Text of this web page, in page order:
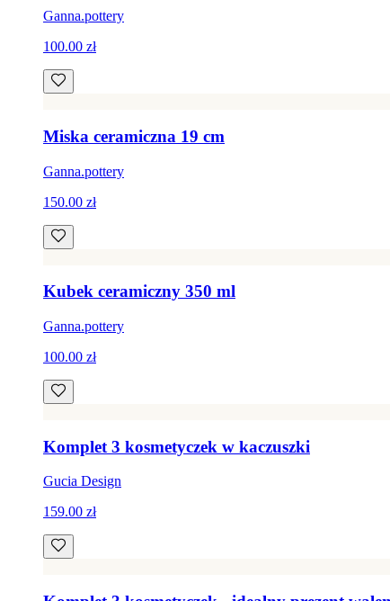
Ganna.pottery
100.00 zł
Miska ceramiczna 19 cm
Ganna.pottery
150.00 zł
Kubek ceramiczny 350 ml
Ganna.pottery
100.00 zł
Komplet 3 kosmetyczek w kaczuszki
Gucia Design
159.00 zł